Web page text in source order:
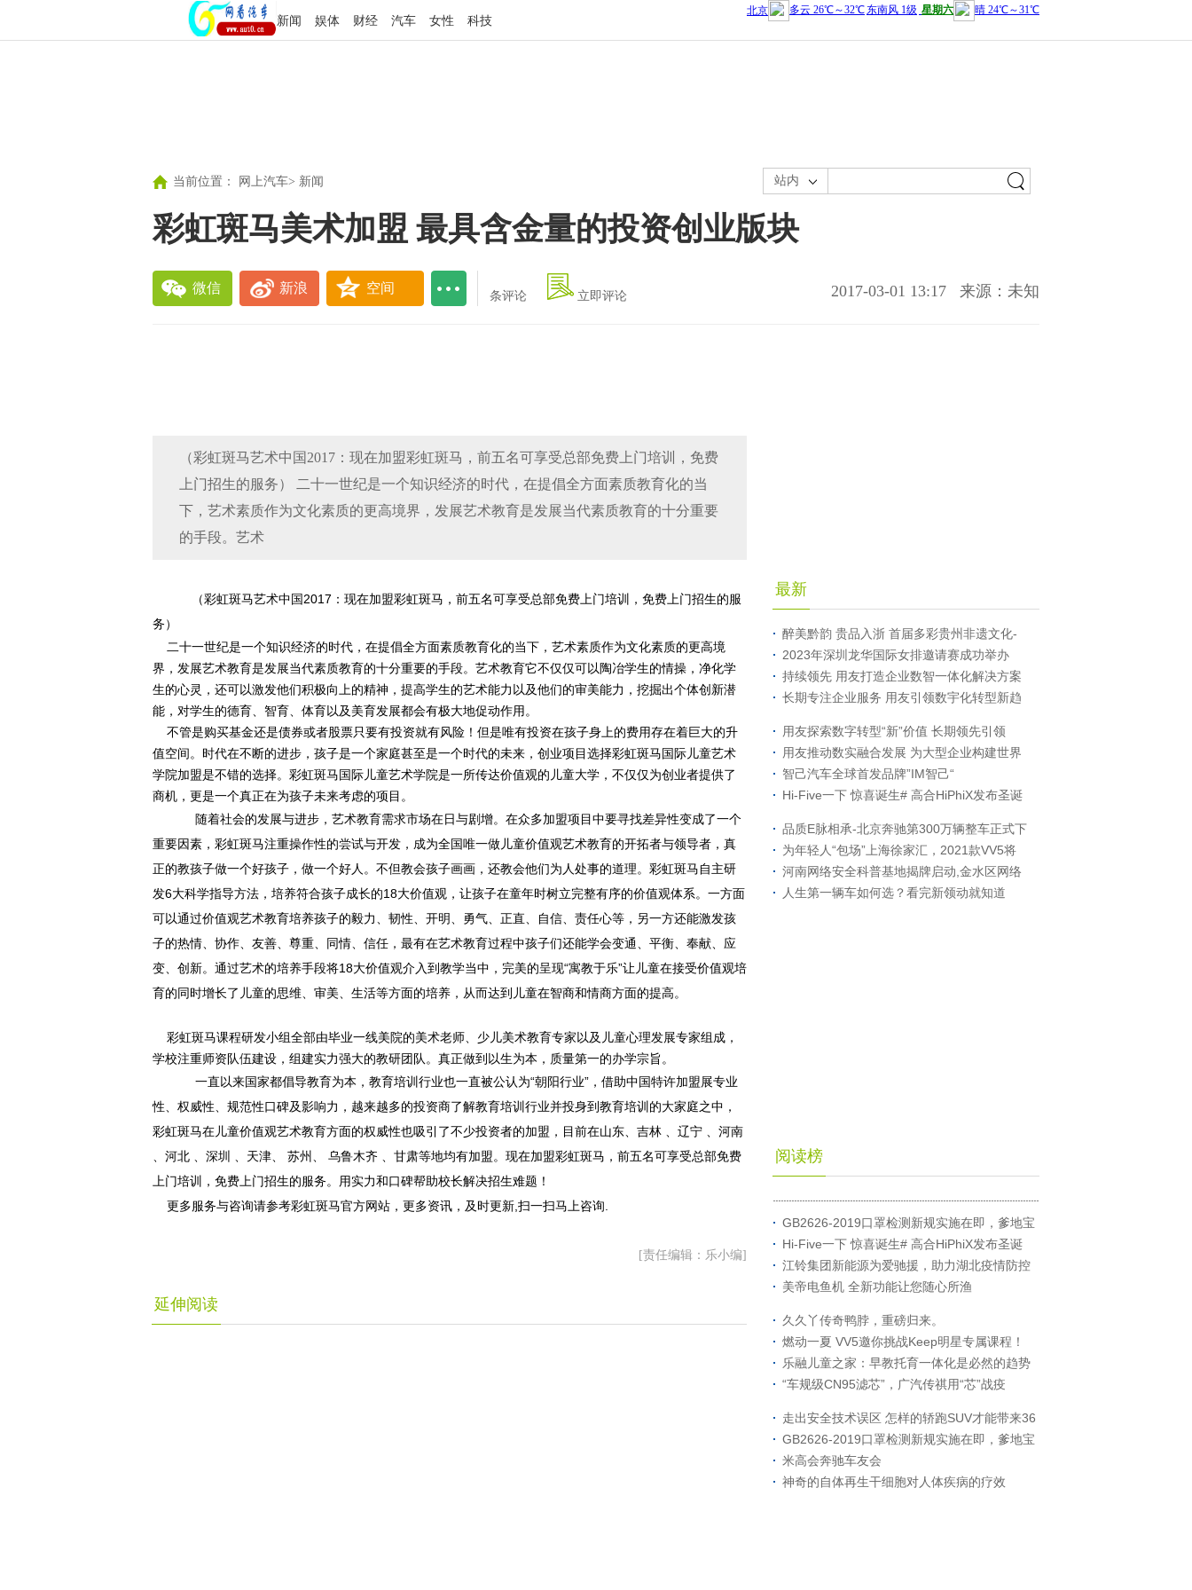
新闻 娱体 财经 汽车 女性 科技
当前位置： 网上汽车> 新闻 站内
彩虹斑马美术加盟 最具含金量的投资创业版块
微信 新浪 空间
条评论 立即评论 2017-03-01 13:17 来源：未知
（彩虹斑马艺术中国2017：现在加盟彩虹斑马，前五名可享受总部免费上门培训，免费
上门招生的服务） 二十一世纪是一个知识经济的时代，在提倡全方面素质教育化的当
下，艺术素质作为文化素质的更高境界，发展艺术教育是发展当代素质教育的十分重要
的手段。艺术
（彩虹斑马艺术中国2017：现在加盟彩虹斑马，前五名可享受总部免费上门培训，免费上门招生的服
务）
二十一世纪是一个知识经济的时代，在提倡全方面素质教育化的当下，艺术素质作为文化素质的更高境
界，发展艺术教育是发展当代素质教育的十分重要的手段。艺术教育它不仅仅可以陶冶学生的情操，净化学
生的心灵，还可以激发他们积极向上的精神，提高学生的艺术能力以及他们的审美能力，挖掘出个体创新潜
能，对学生的德育、智育、体育以及美育发展都会有极大地促动作用。
不管是购买基金还是债券或者股票只要有投资就有风险！但是唯有投资在孩子身上的费用存在着巨大的升
值空间。时代在不断的进步，孩子是一个家庭甚至是一个时代的未来，创业项目选择彩虹斑马国际儿童艺术
学院加盟是不错的选择。彩虹斑马国际儿童艺术学院是一所传达价值观的儿童大学，不仅仅为创业者提供了
商机，更是一个真正在为孩子未来考虑的项目。
随着社会的发展与进步，艺术教育需求市场在日与剧增。在众多加盟项目中要寻找差异性变成了一个
重要因素，彩虹斑马注重操作性的尝试与开发，成为全国唯一做儿童价值观艺术教育的开拓者与领导者，真
正的教孩子做一个好孩子，做一个好人。不但教会孩子画画，还教会他们为人处事的道理。彩虹斑马自主研
发6大科学指导方法，培养符合孩子成长的18大价值观，让孩子在童年时树立完整有序的价值观体系。一方面
可以通过价值观艺术教育培养孩子的毅力、韧性、开明、勇气、正直、自信、责任心等，另一方还能激发孩
子的热情、协作、友善、尊重、同情、信任，最有在艺术教育过程中孩子们还能学会变通、平衡、奉献、应
变、创新。通过艺术的培养手段将18大价值观介入到教学当中，完美的呈现“寓教于乐”让儿童在接受价值观培
育的同时增长了儿童的思维、审美、生活等方面的培养，从而达到儿童在智商和情商方面的提高。
彩虹斑马课程研发小组全部由毕业一线美院的美术老师、少儿美术教育专家以及儿童心理发展专家组成，
学校注重师资队伍建设，组建实力强大的教研团队。真正做到以生为本，质量第一的办学宗旨。
一直以来国家都倡导教育为本，教育培训行业也一直被公认为“朝阳行业”，借助中国特许加盟展专业
性、权威性、规范性口碑及影响力，越来越多的投资商了解教育培训行业并投身到教育培训的大家庭之中，
彩虹斑马在儿童价值观艺术教育方面的权威性也吸引了不少投资者的加盟，目前在山东、吉林 、辽宁 、河南
、河北 、深圳 、天津、 苏州、 乌鲁木齐 、甘肃等地均有加盟。现在加盟彩虹斑马，前五名可享受总部免费
上门培训，免费上门招生的服务。用实力和口碑帮助校长解决招生难题！
更多服务与咨询请参考彩虹斑马官方网站，更多资讯，及时更新,扫一扫马上咨询.
[责任编辑：乐小编]
延伸阅读
最新
醉美黔韵 贵品入浙 首届多彩贵州非遗文化-
2023年深圳龙华国际女排邀请赛成功举办
持续领先 用友打造企业数智一体化解决方案
长期专注企业服务 用友引领数宇化转型新趋
用友探索数字转型“新”价值 长期领先引领
用友推动数实融合发展 为大型企业构建世界
智己汽车全球首发品牌”IM智己“
Hi-Five一下 惊喜诞生# 高合HiPhiX发布圣诞
品质E脉相承-北京奔驰第300万辆整车正式下
为年轻人“包场”上海徐家汇，2021款VV5将
河南网络安全科普基地揭牌启动,金水区网络
人生第一辆车如何选？看完新领动就知道
阅读榜
GB2626-2019口罩检测新规实施在即，爹地宝
Hi-Five一下 惊喜诞生# 高合HiPhiX发布圣诞
江铃集团新能源为爱驰援，助力湖北疫情防控
美帝电鱼机 全新功能让您随心所渔
久久丫传奇鸭脖，重磅归来。
燃动一夏 VV5邀你挑战Keep明星专属课程！
乐融儿童之家：早教托育一体化是必然的趋势
“车规级CN95滤芯”，广汽传祺用“芯”战疫
走出安全技术误区 怎样的轿跑SUV才能带来36
GB2626-2019口罩检测新规实施在即，爹地宝
米高会奔驰车友会
神奇的自体再生干细胞对人体疾病的疗效